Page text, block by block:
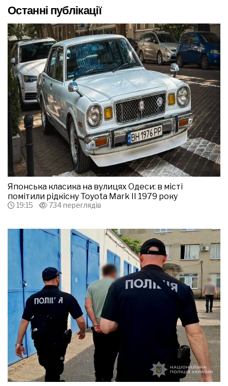
Останні публікації
Японська класика на вулицях Одеси: в місті
помітили рідкісну Toyota Mark II 1979 року
19:15 734 переглядів